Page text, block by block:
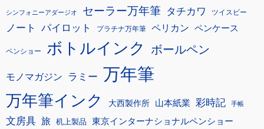
シンフォニーアダージオ セーラー万年筆 タチカワ ツイスビー
ノート パイロット プラチナ万年筆 ペリカン ペンケース
ペンショー ボトルインク ボールペン
モノマガジン ラミー 万年筆
万年筆インク 大西製作所 山本紙業 彩時記 手帳
文房具 旅 机上製品 東京インターナショナルペンショー